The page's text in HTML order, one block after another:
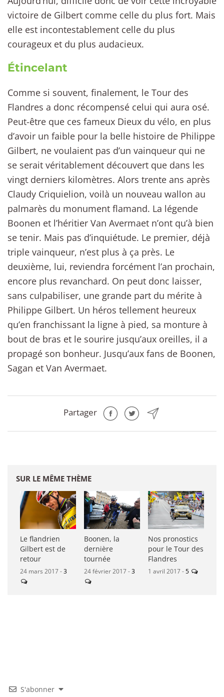
victoire de Gilbert comme celle du plus fort. Mais
elle est incontestablement celle du plus
courageux et du plus audacieux.
Étincelant
Comme si souvent, finalement, le Tour des
Flandres a donc récompensé celui qui aura osé.
Peut-être que ces fameux Dieux du vélo, en plus
d’avoir un faible pour la belle histoire de Philippe
Gilbert, ne voulaient pas d’un vainqueur qui ne
se serait véritablement découvert que dans les
vingt derniers kilomètres. Alors trente ans après
Claudy Criquielion, voilà un nouveau wallon au
palmarès du monument flamand. La légende
Boonen et l’héritier Van Avermaet n’ont qu’à bien
se tenir. Mais pas d’inquiétude. Le premier, déjà
triple vainqueur, n’est plus à ça près. Le
deuxième, lui, reviendra forcément l’an prochain,
encore plus revanchard. On peut donc laisser,
sans culpabiliser, une grande part du mérite à
Philippe Gilbert. Un héros tellement heureux
qu’en franchissant la ligne à pied, sa monture à
bout de bras et le sourire jusqu’aux oreilles, il a
propagé son bonheur. Jusqu’aux fans de Boonen,
Sagan et Van Avermaet.
Partager
SUR LE MÊME THÈME
Le flandrien
Gilbert est de
retour
24 mars 2017 -3
Boonen, la
dernière
tournée
24 février 2017 -3
Nos pronostics
pour le Tour des
Flandres
1 avril 2017 -5
S'abonner